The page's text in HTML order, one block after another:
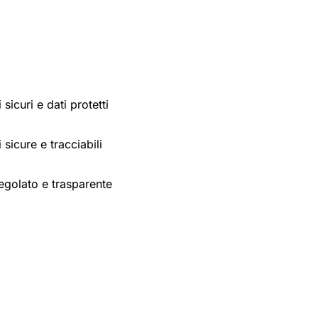
sicuri e dati protetti
sicure e tracciabili
e trasparente